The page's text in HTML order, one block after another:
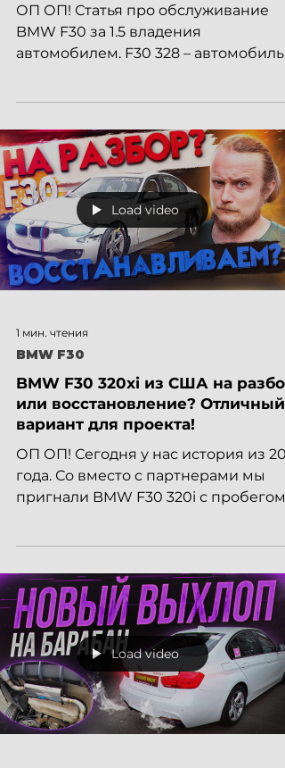
Стоимость обслуживания BMW
F30 328 из США за 1,5 года
ОП ОП! Статья про обслуживание
автомобилем. F30 328 – автомобиль
2016 года...
Load video
1 мин. чтения
BMW F30
BMW F30 320xi из США на
или восстановление? Отличный
вариант для проекта!
ОП ОП! Сегодня у нас история из
пригнали BMW F30 320i с пробегом
Load video